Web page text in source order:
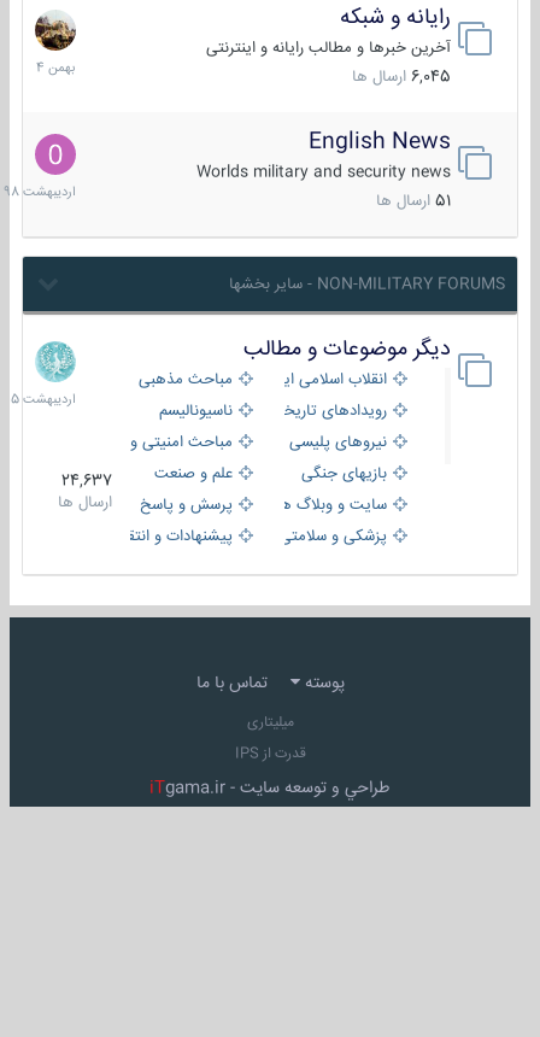
رایانه و شبکه
آخرین خبرها و مطالب رایانه و اینترنتی
6,045 ارسال ها
30
بهمن
1404
English News
Worlds military and security news
51 ارسال ها
10
1398
NON-MILITARY FORUMS - سایر بخشها
دیگر موضوعات و مطالب
انقلاب اسلامی ایران
مباحث مذهبی
رویدادهای تاریخی و مذهبیناسیونالیسم
نیروهای پلیسی
مباحث امنیتی و اطلاعاتی
بازیهای جنگی
علم و صنعت
سایت و وبلاگ ها
پرسش و پاسخ
پزشکی و سلامتی
پیشنهادات و انتقادات
24,637
ارسال ها
8
1405
پوسته تماس با ما
میلیتاری
قدرت از IPS
طراحي و توسعه سايت - iTgama.ir